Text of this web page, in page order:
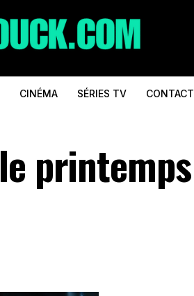
CINÉMA SÉRIES TV CONTACT
printemps